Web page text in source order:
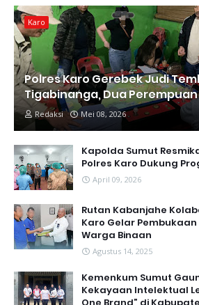
Karo
Polres Karo Gerebek Judi
Tigabinanga, Dua
Redaksi Mei 08, 2026
Kapolda Sumut
Polres Karo Dukung
April 09, 2026
Rutan Kabanjahe
Karo Gelar
Warga Binaan
Agustus 14, 2025
Kemenkum Sumut
Kekayaan Intelektual